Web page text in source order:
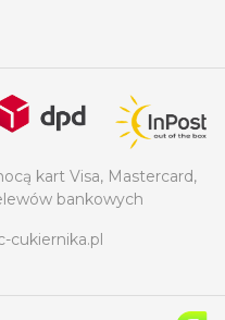
kart Visa, Mastercard,
bankowych
cukiernika.pl